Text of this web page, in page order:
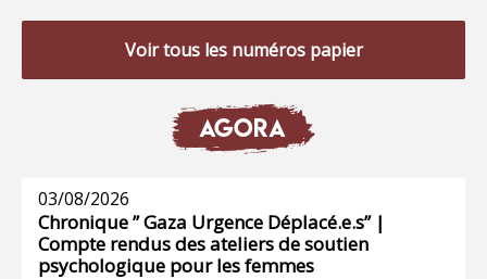
Voir tous les numéros papier
AGORA
03/08/2026
Chronique ” Gaza Urgence Déplacé.e.s” |
Compte rendus des ateliers de soutien
psychologique pour les femmes